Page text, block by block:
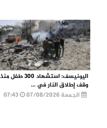
اليونيسف: استشهاد 300 طفل منذ
وقف إطلاق النار في ...
الجمعة 07/08/2026